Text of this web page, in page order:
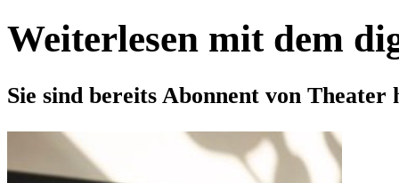
Weiterlesen mit dem
Sie sind bereits Abonnent von Theater